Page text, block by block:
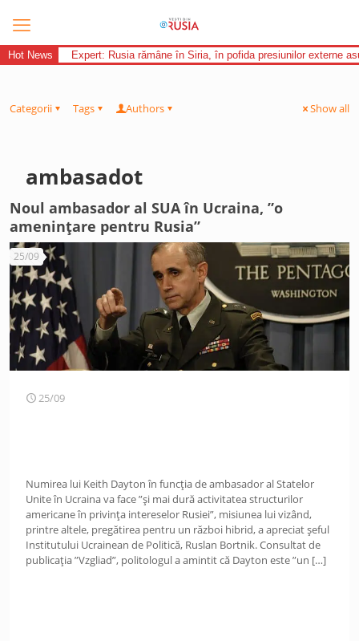
Hot News Expert: Rusia rămâne în Siria, în pofida presiunilor externe
Categorii Tags Authors Show all
ambasadot
Noul ambasador al SUA în Ucraina, ”o
amenințare pentru Rusia”
25/09
25/09
Numirea lui Keith Dayton în funcția de ambasador al Statelor
Unite în Ucraina va face ”și mai dură activitatea structurilor
americane în privința intereselor Rusiei”, misiunea lui vizând,
printre altele, pregătirea pentru un război hibrid, a apreciat șeful
Institutului Ucrainean de Politică, Ruslan Bortnik. Consultat de
publicația ”Vzgliad”, politologul a amintit că Dayton este ”un […]